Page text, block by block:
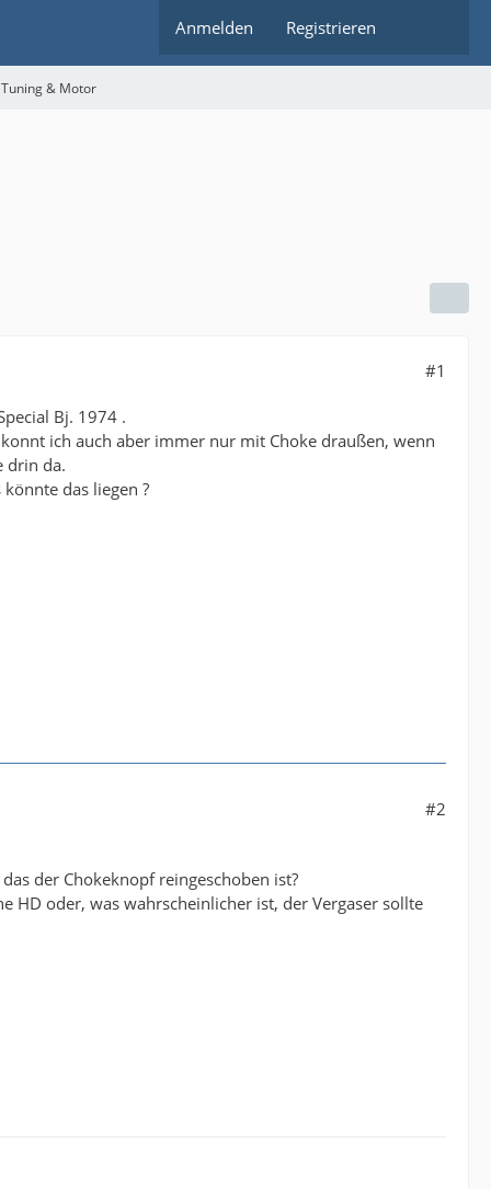
Anmelden Registrieren
& Motor
#1
Bj. 1974 .
ich auch aber immer nur mit Choke draußen, wenn
drin da.
das liegen ?
#2
der Chokeknopf reingeschoben ist?
HD oder, was wahrscheinlicher ist, der Vergaser sollte